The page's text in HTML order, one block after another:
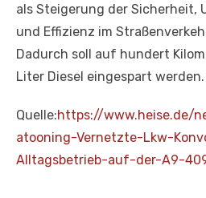
als Steigerung der Sicherheit,
und Effizienz im
Dadurch soll auf hundert
Liter Diesel eingespart werden.
Quelle:https://www.heise.de/
atooning-Vernetzte-Lkw-
Alltagsbetrieb-auf-der-A9-